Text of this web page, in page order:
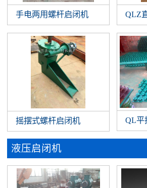
手电两用螺杆启闭机 QLZ
摇摆式螺杆启闭机 QL平
液压启闭机